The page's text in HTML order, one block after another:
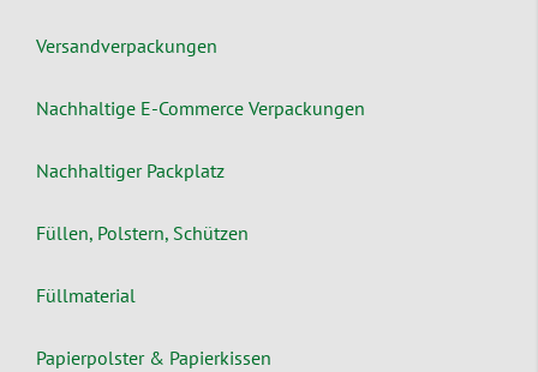
Versandverpackungen
Nachhaltige E-Commerce Verpackungen
Nachhaltiger Packplatz
Füllen, Polstern, Schützen
Füllmaterial
Papierpolster & Papierkissen